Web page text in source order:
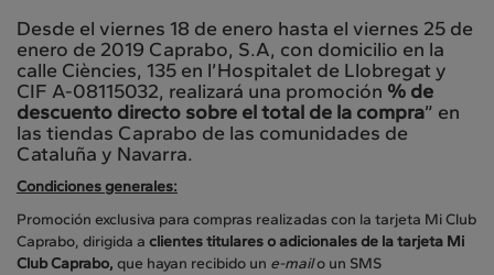
Desde el viernes 18 de enero hasta el viernes 25 de
enero de 2019 Caprabo, S.A, con domicilio en la
calle Ciències, 135 en l’Hospitalet de Llobregat y
CIF A-08115032, realizará una promoción % de
descuento directo sobre el total de la compra” en
las tiendas Caprabo de las comunidades de
Cataluña y Navarra.
Condiciones generales:
Promoción exclusiva para compras realizadas con la tarjeta Mi Club
Caprabo, dirigida a clientes titulares o adicionales de la tarjeta Mi
Club Caprabo, que hayan recibido un e-mailo un SMS